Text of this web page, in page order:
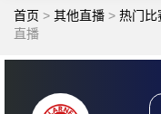
首页 > 其他直播 > 热门比
直播